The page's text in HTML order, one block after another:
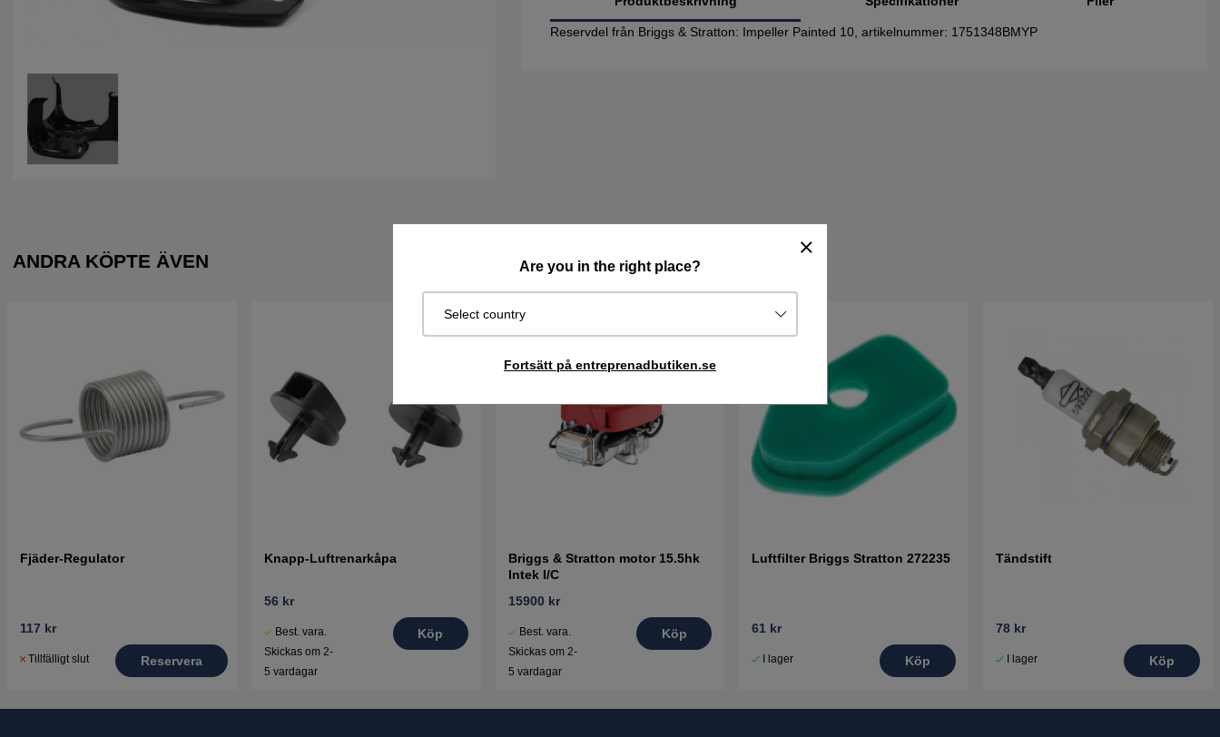
Are you in the right place?
Select country
Fortsätt på entreprenadbutiken.se
Reservdel från Briggs & Stratton: Impeller Painted 10, artikelnummer: 1751348BMYP
ANDRA KÖPTE ÄVEN
Fjäder-Regulator
117 kr
Tillfälligt slut Reservera
Knapp-Luftrenarkåpa
56 kr
Best. vara.
Skickas om 2-
5 vardagar
Köp
Briggs & Stratton motor 15.5hk
Intek I/C
15900 kr
Best. vara.
Skickas om 2-
5 vardagar
Köp
Luftfilter Briggs Stratton 272235
61 kr
I lager Köp
Tändstift
78 kr
I lager Köp